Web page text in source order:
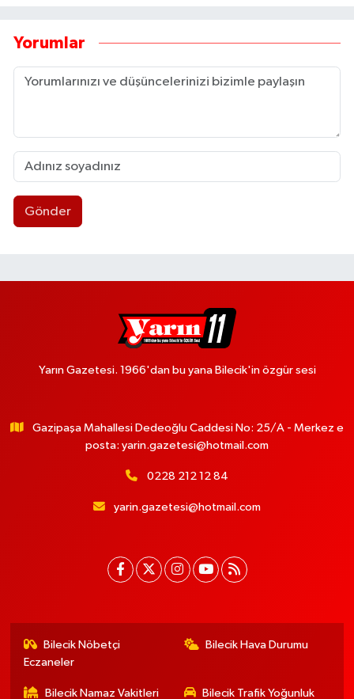
Yorumlar
Gönder
Yarın Gazetesi. 1966'dan bu yana Bilecik'in özgür sesi
Gazipaşa Mahallesi Dedeoğlu Caddesi No: 25/A - Merkez e
posta: yarin.gazetesi@hotmail.com
0228 212 12 84
yarin.gazetesi@hotmail.com
Bilecik Nöbetçi
Eczaneler
Bilecik Hava Durumu
Bilecik Namaz Vakitleri Bilecik Trafik Yoğunluk